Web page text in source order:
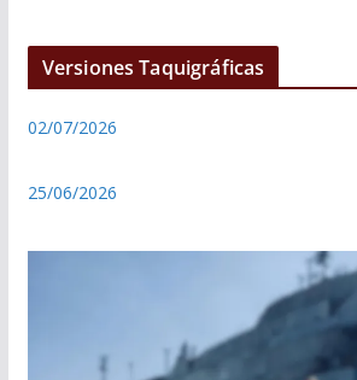
Versiones Taquigráficas
02/07/2026
25/06/2026